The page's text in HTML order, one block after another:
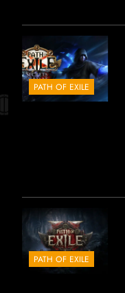
PATH OF EXILE
PATH OF EXILE